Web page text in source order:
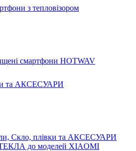
з тепловізором
смартфони HOTWAV
та АКСЕСУАРИ
Скло, плівки та АКСЕСУАРИ
до моделей XIAOMI